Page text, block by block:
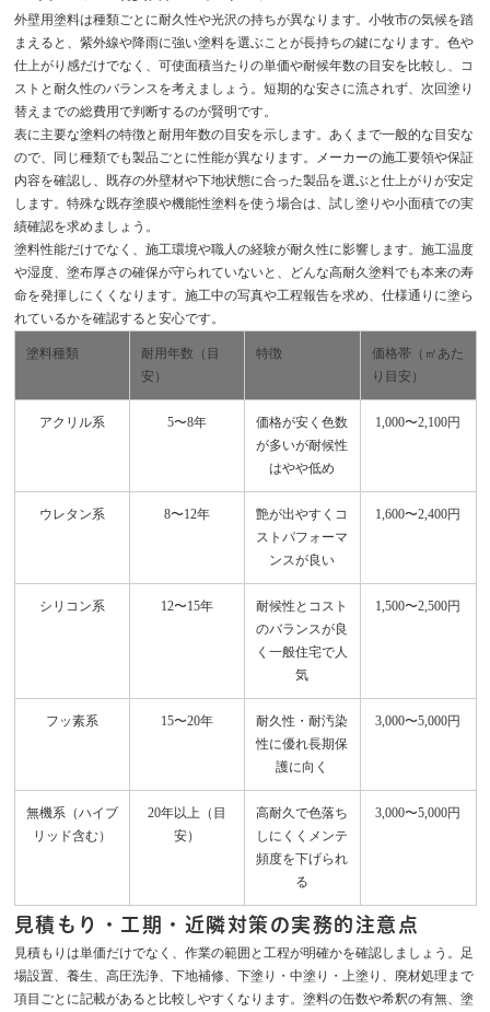
外壁用塗料は種類ごとに耐久性や光沢の持ちが異なります。小牧市の気候を踏
まえると、紫外線や降雨に強い塗料を選ぶことが長持ちの鍵になります。色や
仕上がり感だけでなく、可使面積当たりの単価や耐候年数の目安を比較し、コ
ストと耐久性のバランスを考えましょう。短期的な安さに流されず、次回塗り
替えまでの総費用で判断するのが賢明です。
表に主要な塗料の特徴と耐用年数の目安を示します。あくまで一般的な目安な
ので、同じ種類でも製品ごとに性能が異なります。メーカーの施工要領や保証
内容を確認し、既存の外壁材や下地状態に合った製品を選ぶと仕上がりが安定
します。特殊な既存塗膜や機能性塗料を使う場合は、試し塗りや小面積での実
績確認を求めましょう。
塗料性能だけでなく、施工環境や職人の経験が耐久性に影響します。施工温度
や湿度、塗布厚さの確保が守られていないと、どんな高耐久塗料でも本来の寿
命を発揮しにくくなります。施工中の写真や工程報告を求め、仕様通りに塗ら
れているかを確認すると安心です。
塗料種類
耐用年数（目
安）
特徴
価格帯（㎡あた
り目安）
アクリル系 5〜8年
価格が安く色数
が多いが耐候性
はやや低め
1,000〜2,100円
ウレタン系 8〜12年
艶が出やすくコ
ストパフォーマ
ンスが良い
1,600〜2,400円
シリコン系 12〜15年
耐候性とコスト
のバランスが良
く一般住宅で人
気
1,500〜2,500円
フッ素系 15〜20年
耐久性・耐汚染
性に優れ長期保
護に向く
3,000〜5,000円
無機系（ハイブ
リッド含む）
20年以上（目
安）
高耐久で色落ち
しにくくメンテ
頻度を下げられ
る
3,000〜5,000円
見積もり・工期・近隣対策の実務的注意点
見積もりは単価だけでなく、作業の範囲と工程が明確かを確認しましょう。足
場設置、養生、高圧洗浄、下地補修、下塗り・中塗り・上塗り、廃材処理まで
項目ごとに記載があると比較しやすくなります。塗料の缶数や希釈の有無、塗